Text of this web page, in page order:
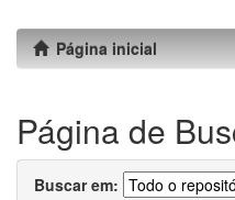
Página inicial
Página de
Buscar em: